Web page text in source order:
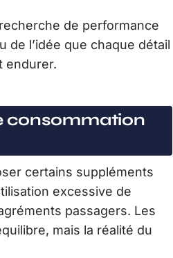
de performance
de l’idée que chaque détail
endurer.
consommation
certains suppléments
excessive de
passagers. Les
mais la réalité du